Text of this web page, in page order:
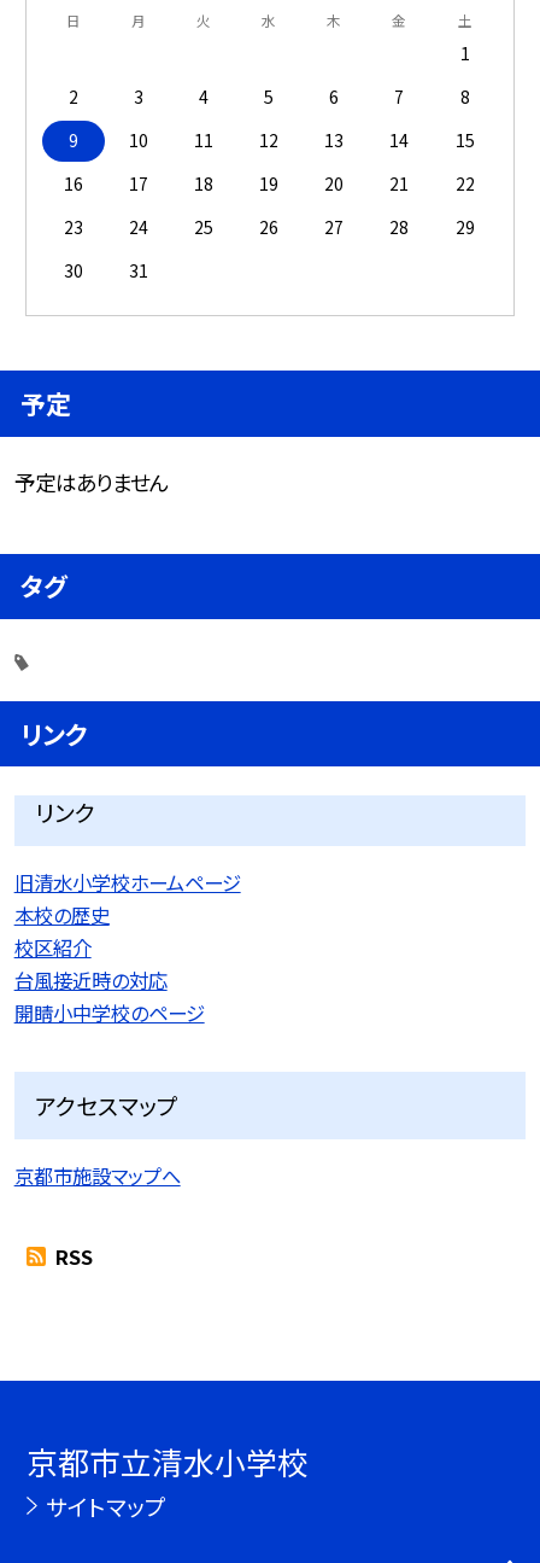
日 月 火 水 木 金 土
1
2
3 4 5 6 7
8
9
10 11 12 13 14
15
16
17 18 19 20 21
22
23
24 25 26 27 28
29
30
31
予定
予定はありません
タグ
リンク
リンク
旧清水小学校ホームページ
本校の歴史
校区紹介
台風接近時の対応
開睛小中学校のページ
アクセスマップ
京都市施設マップへ
RSS
京都市立清水小学校
サイトマップ